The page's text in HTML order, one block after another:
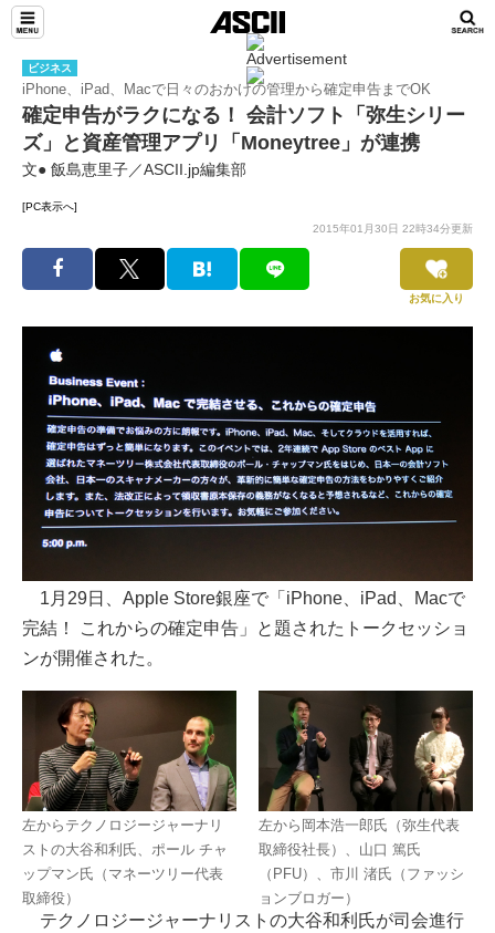
ビジネス
iPhone、iPad、Macで日々のおかけの管理から確定申告までOK
確定申告がラクになる！ 会計ソフト「弥生シリー
ズ」と資産管理アプリ「Moneytree」が連携
文● 飯島恵里子／ASCII.jp編集部
[PC表示へ]
2015年01月30日 22時34分更新
お気に入り
1月29日、Apple Store銀座で「iPhone、iPad、Macで
完結！ これからの確定申告」と題されたトークセッショ
ンが開催された。
左からテクノロジージャーナリ
ストの大谷和利氏、ポール チャ
ップマン氏（マネーツリー代表
取締役）
左から岡本浩一郎氏（弥生代表
取締役社長）、山口 篤氏
（PFU）、市川 渚氏（ファッシ
ョンブロガー）
テクノロジージャーナリストの大谷和利氏が司会進行